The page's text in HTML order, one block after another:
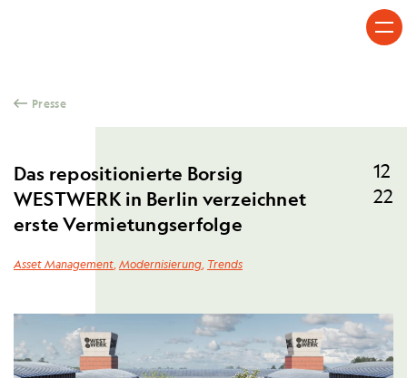
Presse
Das repositionierte Borsig
WESTWERK in Berlin verzeichnet
erste Vermietungserfolge
Asset Management Modernisierung Trends
12
22